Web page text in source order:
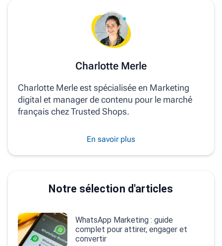
Charlotte Merle
Charlotte Merle est spécialisée en Marketing
digital et manager de contenu pour le marché
français chez Trusted Shops.
En savoir plus
Notre sélection d'articles
WhatsApp Marketing : guide
complet pour attirer, engager et
convertir